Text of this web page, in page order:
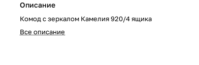
Описание
Комод с зеркалом Камелия 920/4 ящика
Все описание